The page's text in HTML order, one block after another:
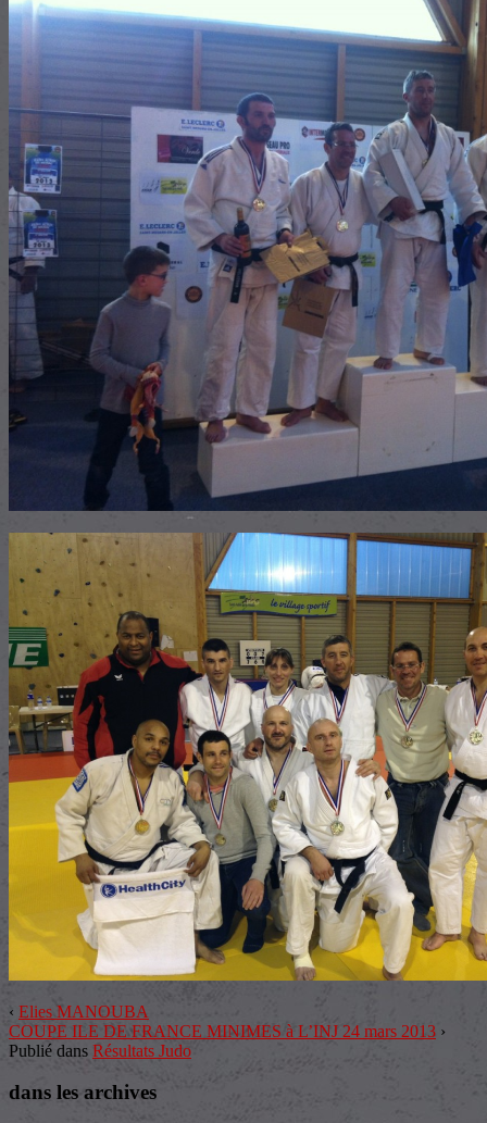
‹ Elies MANOUBA
COUPE ILE DE FRANCE MINIMES à L’INJ 24 mars 2013 ›
Publié dans Résultats Judo
dans les archives